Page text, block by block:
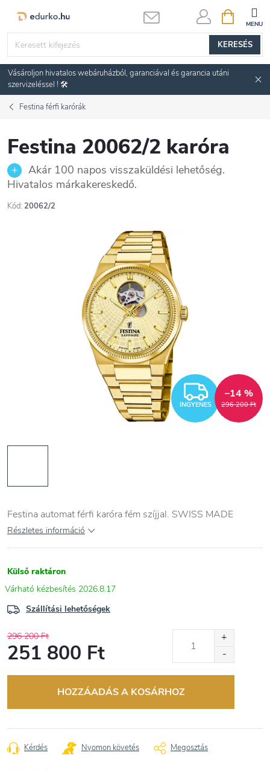
KERESÉS
KOSÁR
Vásároljon hivatalos webáruházból, garanciával és garancia utáni
szervizeléssel ! 🛠️
Festina férfi karórák
Festina 20062/2 karóra
Akár 100 napos visszaküldési lehetőség.
Hivatalos márkakereskedő.
Kód: 20062/2
INGYENES 296 200 Ft
–14 %
Festina automat férfi karóra fém szíjjal. SWISS MADE
Részletes információ
Külső raktáron
2026.8.17
Szállítási lehetőségek
296 200 Ft
251 800 Ft
HOZZÁADÁS A KOSÁRHOZ
Kérdés Nyomon követés Megosztás